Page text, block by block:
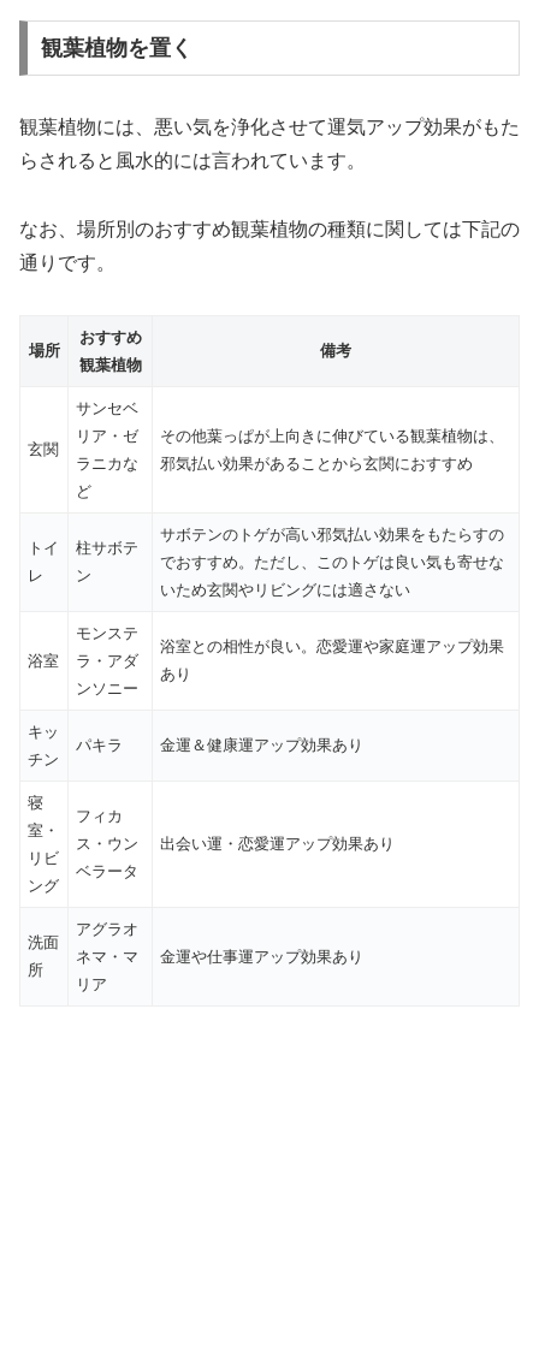
観葉植物を置く
観葉植物には、悪い気を浄化させて運気アップ効果がもた
らされると風水的には言われています。
なお、場所別のおすすめ観葉植物の種類に関しては下記の
通りです。
場所
おすすめ
観葉植物
備考
玄関
サンセベ
リア・ゼ
ラニカな
ど
その他葉っぱが上向きに伸びている観葉植物は、
邪気払い効果があることから玄関におすすめ
トイ
レ
柱サボテ
ン
サボテンのトゲが高い邪気払い効果をもたらすの
でおすすめ。ただし、このトゲは良い気も寄せな
いため玄関やリビングには適さない
浴室
モンステ
ラ・アダ
ンソニー
浴室との相性が良い。恋愛運や家庭運アップ効果
あり
キッ
チン
パキラ 金運＆健康運アップ効果あり
寝
室・
リビ
ング
フィカ
ス・ウン
ベラータ
出会い運・恋愛運アップ効果あり
洗面
所
アグラオ
ネマ・マ
リア
金運や仕事運アップ効果あり